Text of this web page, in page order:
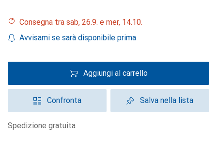
Consegna tra sab, 26.9. e mer, 14.10.
Avvisami se sarà disponibile prima
Aggiungi al carrello
Confronta Salva nella lista
spedizione gratuita